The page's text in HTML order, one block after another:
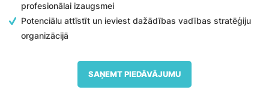
profesionālai izaugsmei
Potenciālu attīstīt un ieviest dažādības vadības stratēģiju
organizācijā
SAŅEMT PIEDĀVĀJUMU